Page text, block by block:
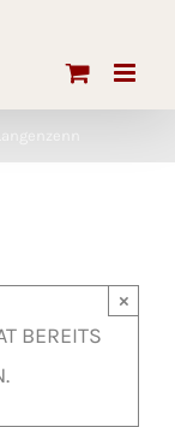
BEREITS
×